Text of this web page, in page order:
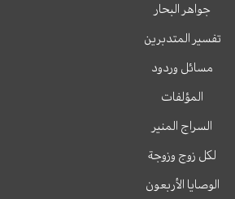
جواهر البحار
تفسير المتدبرين
مسائل وردود
المؤلفات
السراج المنير
لكل زوج وزوجة
الوصايا الأربعون